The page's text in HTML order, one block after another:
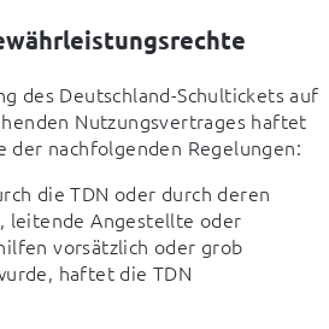
des Deutschland-Schultickets auf
Nutzungsvertrages haftet
der nachfolgenden Regelungen:
die TDN oder durch deren
leitende Angestellte oder
vorsätzlich oder grob
haftet die TDN